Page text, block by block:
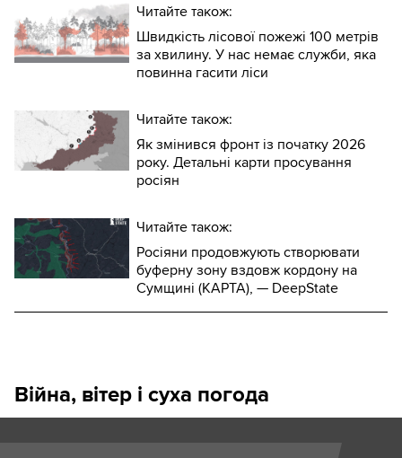
Цезій-137 накопичується у хвої, моху, корі
дерев і верхньому шарі лісової підстилки.
Під час пожежі частково переходить у
золу та дрібнодисперсні аерозолі, які
можуть підніматися з димом і
переноситися на значні відстані.
зоні фахівці моніторять ризик поширення
радіонуклідів.
Стронцій-90 акумулюється в ґрунтах і
Може потрапляти в організм разом із
димом і пилом під час дихання.
Читайте також:
Швидкість лісової пожежі 100 метрів
за хвилину. У нас немає служби, яка
повинна гасити ліси
Читайте також:
Як змінився фронт із початку 2026
року. Детальні карти просування
росіян
Читайте також:
Росіяни продовжують створювати
буферну зону вздовж кордону на
Сумщині (КАРТА), — DeepState
Війна, вітер і суха погода